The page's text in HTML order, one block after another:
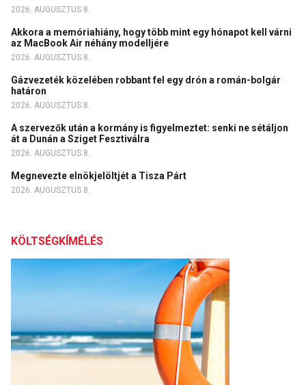
2026. AUGUSZTUS 8.
Akkora a memóriahiány, hogy több mint egy hónapot kell várni
az MacBook Air néhány modelljére
2026. AUGUSZTUS 8.
Gázvezeték közelében robbant fel egy drón a román-bolgár
határon
2026. AUGUSZTUS 8.
A szervezők után a kormány is figyelmeztet: senki ne sétáljon
át a Dunán a Sziget Fesztiválra
2026. AUGUSZTUS 8.
Megnevezte elnökjelöltjét a Tisza Párt
2026. AUGUSZTUS 8.
KÖLTSÉGKÍMÉLÉS